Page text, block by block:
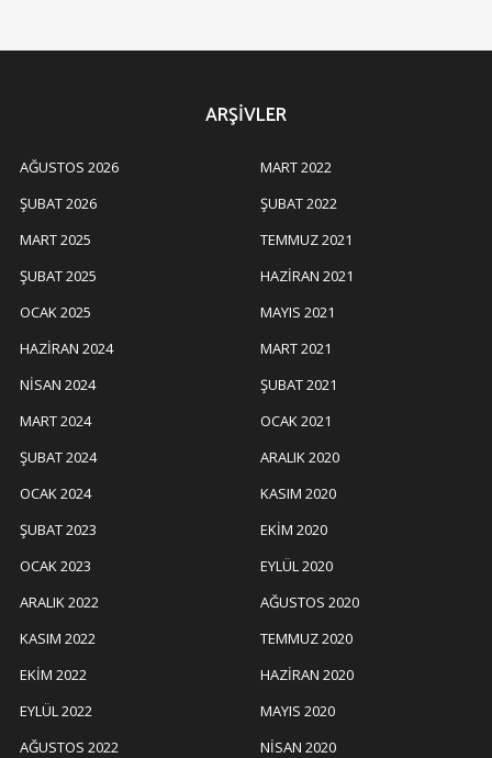
ARŞIVLER
AĞUSTOS 2026
ŞUBAT 2026
MART 2025
ŞUBAT 2025
OCAK 2025
HAZIRAN 2024
NISAN 2024
MART 2024
ŞUBAT 2024
OCAK 2024
ŞUBAT 2023
OCAK 2023
ARALIK 2022
KASIM 2022
EKIM 2022
EYLÜL 2022
AĞUSTOS 2022
MART 2022
ŞUBAT 2022
TEMMUZ 2021
HAZIRAN 2021
MAYIS 2021
MART 2021
ŞUBAT 2021
OCAK 2021
ARALIK 2020
KASIM 2020
EKIM 2020
EYLÜL 2020
AĞUSTOS 2020
TEMMUZ 2020
HAZIRAN 2020
MAYIS 2020
NISAN 2020